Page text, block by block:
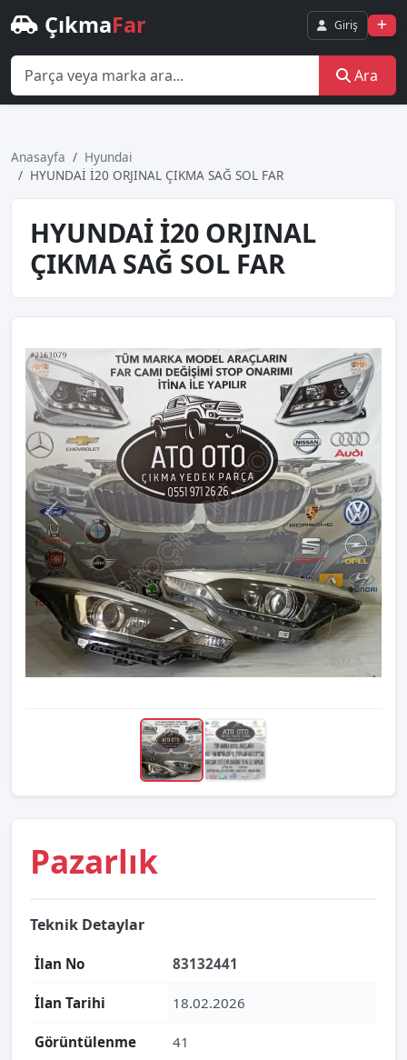
ÇıkmaFar Giriş
Ara
Anasayfa
Hyundai
HYUNDAİ İ20 ORJINAL ÇIKMA SAĞ SOL FAR
HYUNDAİ İ20 ORJINAL
ÇIKMA SAĞ SOL FAR
Pazarlık
Teknik Detaylar
İlan No 83132441
İlan Tarihi 18.02.2026
Görüntülenme 41